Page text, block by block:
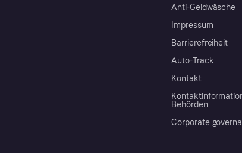
Anti-Geldwäsche
Impressum
Barrierefreiheit
Auto-Track
Kontakt
Behörden
Corporate